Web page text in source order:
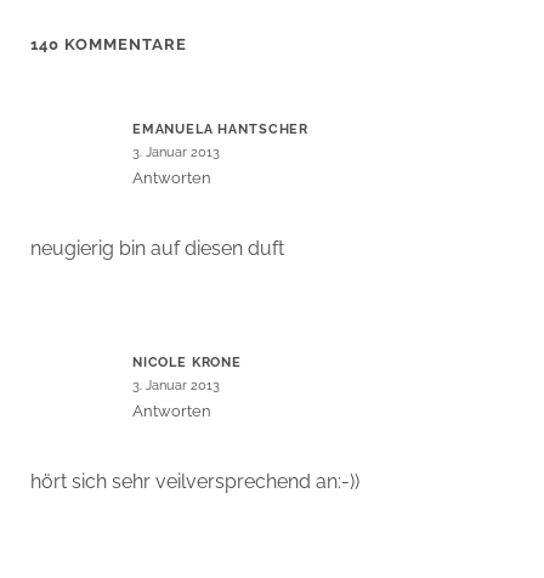
140 KOMMENTARE
EMANUELA HANTSCHER
3. Januar 2013
Antworten
neugierig bin auf diesen duft
NICOLE KRONE
3. Januar 2013
Antworten
hört sich sehr veilversprechend an:-))